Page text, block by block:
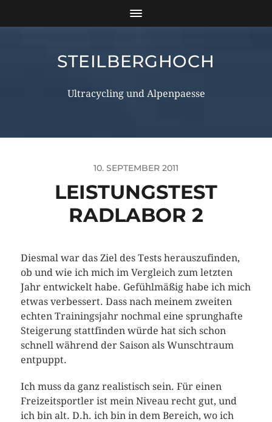
STEILBERGHOCH
Ultracycling und Alpenpaesse
10. SEPTEMBER 2011
LEISTUNGSTEST
RADLABOR 2
Diesmal war das Ziel des Tests herauszufinden,
ob und wie ich mich im Vergleich zum letzten
Jahr entwickelt habe. Gefühlmäßig habe ich mich
etwas verbessert. Dass nach meinem zweiten
echten Trainingsjahr nochmal eine sprunghafte
Steigerung stattfinden würde hat sich schon
schnell während der Saison als Wunschtraum
entpuppt.
Ich muss da ganz realistisch sein. Für einen
Freizeitsportler ist mein Niveau recht gut, und
ich bin alt. D.h. ich bin in dem Bereich, wo ich